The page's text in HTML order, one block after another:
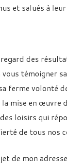
et salués à
des
vous témoigner
ferme volonté
mise en œuvre
loisirs qui
de tous nos
de mon